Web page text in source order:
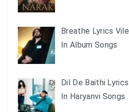
Breathe Lyrics
In Album Songs
Dil De Baithi
In Haryanvi Songs